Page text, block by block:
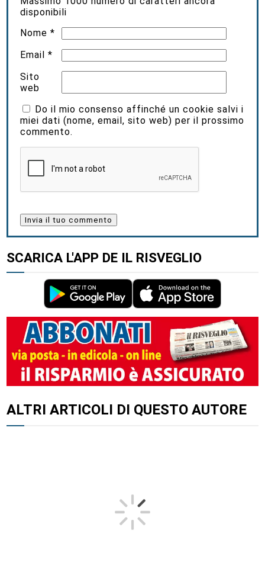
disponibili
Nome*
Email*
Sito
web
Do il mio consenso affinché un cookie salvi i
miei dati (nome, email, sito web) per il prossimo
commento.
SCARICA L'APP DE IL RISVEGLIO
ALTRI ARTICOLI DI QUESTO AUTORE